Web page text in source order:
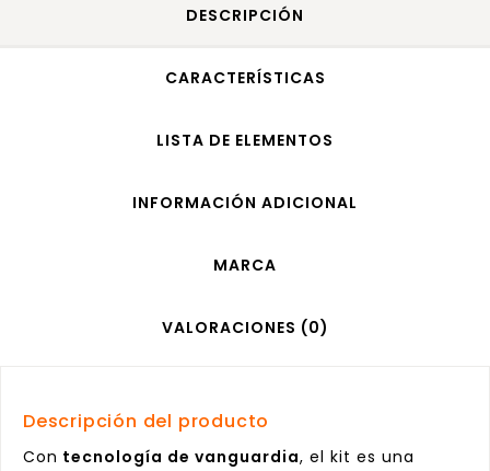
DESCRIPCIÓN
CARACTERÍSTICAS
LISTA DE ELEMENTOS
INFORMACIÓN ADICIONAL
MARCA
VALORACIONES (0)
Descripción del producto
Con tecnología de vanguardia, el kit es una